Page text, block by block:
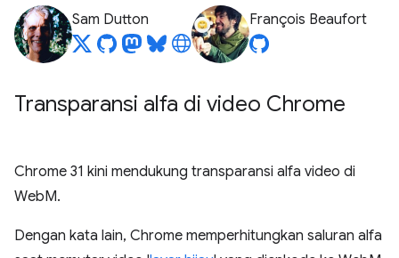
Sam Dutton François Beaufort
Transparansi alfa di video Chrome
Chrome 31 kini mendukung transparansi alfa video di
WebM.
Dengan kata lain, Chrome memperhitungkan saluran alfa